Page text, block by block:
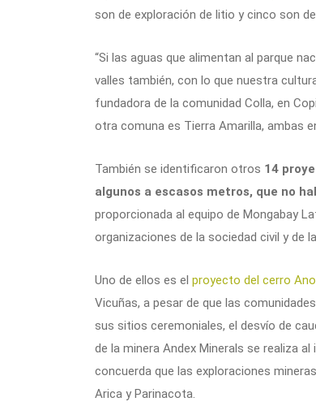
son de exploración de litio y cinco son
“Si las aguas que alimentan al parque
valles también, con lo que nuestra
fundadora de la comunidad Colla, en
otra comuna es Tierra Amarilla, ambas
También se identificaron otros 14
algunos a escasos metros, que no
proporcionada al equipo de Mongabay
organizaciones de la sociedad civil y de
Uno de ellos es el proyecto del cerro
Vicuñas, a pesar de que las
sus sitios ceremoniales, el desvío de
de la minera Andex Minerals se realiza
concuerda que las exploraciones
Arica y Parinacota.